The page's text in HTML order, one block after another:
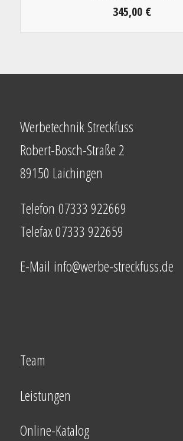
345,00 €
Werbetechnik Streckfuss
Robert-Bosch-Straße 2
89150 Laichingen
Telefon 07333 922669
Telefax 07333 922659
E-Mail info@werbe-streckfuss.de
Team
Leistungen
Online-Katalog